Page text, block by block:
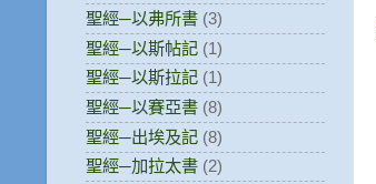
聖經─以弗所書 (3)
聖經─以斯帖記 (1)
聖經─以斯拉記 (1)
聖經─以賽亞書 (8)
聖經─出埃及記 (8)
聖經─加拉太書 (2)